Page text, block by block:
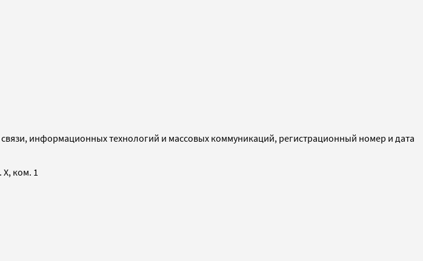
информационных технологий и массовых коммуникаций, регистрационный номер и дата
ком. 1